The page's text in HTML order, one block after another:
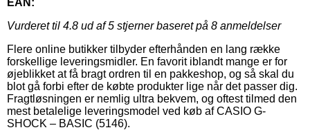
Vurderet til 4.8 ud af 5 stjerner baseret på 8 anmeldelser
Flere online butikker tilbyder efterhånden en lang række
forskellige leveringsmidler. En favorit iblandt mange er for
øjeblikket at få bragt ordren til en pakkeshop, og så skal du
blot gå forbi efter de købte produkter lige når det passer dig.
Fragtløsningen er nemlig ultra bekvem, og oftest tilmed den
mest betalelige leveringsmodel ved køb af CASIO G-
SHOCK – BASIC (5146).